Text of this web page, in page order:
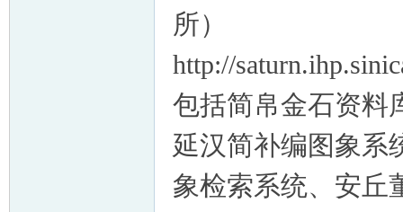
所）
http://
包括简帛金石资料
延汉简补编图象系
象检索系统、安丘